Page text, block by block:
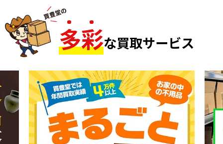
多彩な買取サービス